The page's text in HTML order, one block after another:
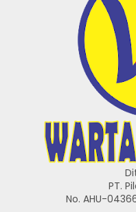
PT.
No. AHU-